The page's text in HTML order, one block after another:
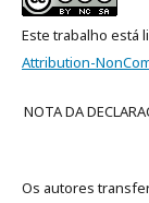
Este trabalho está
Attribution-
NOTA DA
Os autores